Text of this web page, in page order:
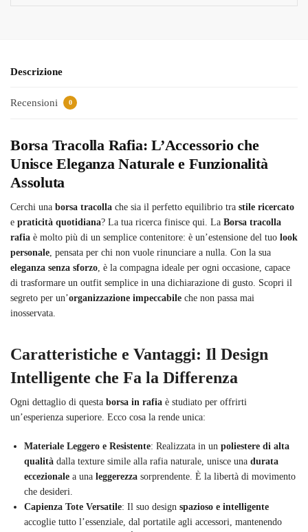
Descrizione
Recensioni 0
Borsa Tracolla Rafia: L’Accessorio che
Unisce Eleganza Naturale e Funzionalità
Assoluta
Cerchi una borsa tracolla che sia il perfetto equilibrio tra stile ricercato
e praticità quotidiana? La tua ricerca finisce qui. La Borsa tracolla
rafia è molto più di un semplice contenitore: è un’estensione del tuo look
personale, pensata per chi non vuole rinunciare a nulla. Con la sua
eleganza senza sforzo, è la compagna ideale per ogni occasione, capace
di trasformare un outfit semplice in una dichiarazione di gusto. Scopri il
segreto per un’organizzazione impeccabile che non passa mai
inosservata.
Caratteristiche e Vantaggi: Il Design
Intelligente che Fa la Differenza
Ogni dettaglio di questa borsa in rafia è studiato per offrirti
un’esperienza superiore. Ecco cosa la rende unica:
Materiale Leggero e Resistente: Realizzata in un poliestere di alta
qualità dalla texture simile alla rafia naturale, unisce una durata
eccezionale a una leggerezza sorprendente. È la libertà di movimento
che desideri.
Capienza Tote Versatile: Il suo design spazioso e intelligente
accoglie tutto l’essenziale, dal portatile agli accessori, mantenendo